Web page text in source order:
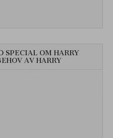
SPECIAL OM HARRY
AV HARRY